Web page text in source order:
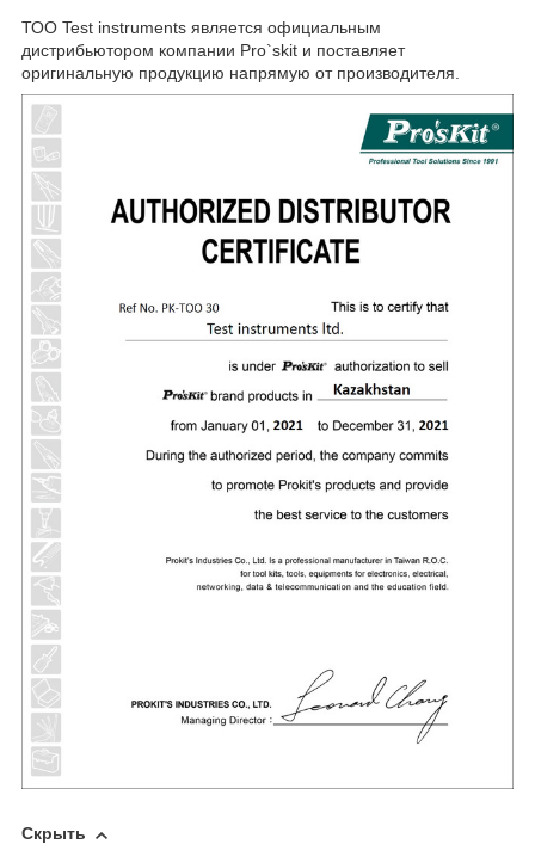
ТОО Test instruments является официальным
дистрибьютором компании Pro`skit и поставляет
оригинальную продукцию напрямую от производителя.
Скрыть